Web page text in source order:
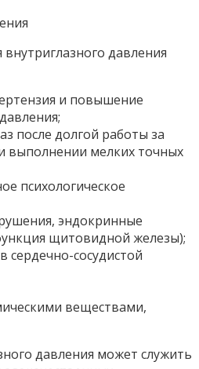
давления
и повышение
после долгой работы за
выполнении мелких точных
психологическое
эндокринные
щитовидной железы);
сердечно-сосудистой
веществами,
давления может служить